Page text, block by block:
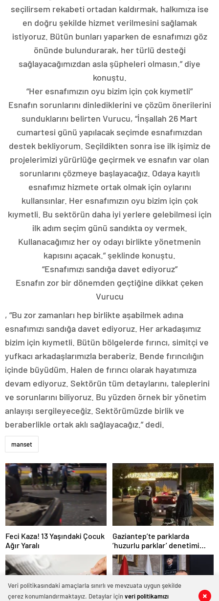
0 0
0 0
seçilirsem rekabeti ortadan kaldırmak, halkımıza ise
en doğru şekilde hizmet verilmesini sağlamak
istiyoruz. Bütün bunları yaparken de esnafımızı göz
önünde bulundurarak, her türlü desteği
sağlayacağımızdan asla şüpheleri olmasın.” diye
konuştu.
“Her esnafımızın oyu bizim için çok kıymetli”
Esnafın sorunlarını dinlediklerini ve çözüm önerilerini
sunduklarını belirten Vurucu, “İnşallah 26 Mart
cumartesi günü yapılacak seçimde esnafımızdan
destek bekliyorum. Seçildikten sonra ise ilk işimiz de
projelerimizi yürürlüğe geçirmek ve esnafın var olan
sorunlarını çözmeye başlayacağız. Odaya kayıtlı
esnafımız hizmete ortak olmak için oylarını
kullansınlar. Her esnafımızın oyu bizim için çok
kıymetli. Bu sektörün daha iyi yerlere gelebilmesi için
ilk adım seçim günü sandıkta oy vermek.
Kullanacağımız her oy odayı birlikte yönetmenin
kapısını açacak.” şeklinde konuştu.
“Esnafımızı sandığa davet ediyoruz”
Esnafın zor bir dönemden geçtiğine dikkat çeken
Vurucu
, “Bu zor zamanları hep birlikte aşabilmek adına
esnafımızı sandığa davet ediyoruz. Her arkadaşımız
bizim için kıymetli. Bütün bölgelerde fırıncı, simitçi ve
yufkacı arkadaşlarımızla beraberiz. Bende fırıncılığın
içinde büyüdüm. Halen de fırıncı olarak hayatımıza
devam ediyoruz. Sektörün tüm detaylarını, taleplerini
ve sorunlarını biliyoruz. Bu yüzden örnek bir yönetim
anlayışı sergileyeceğiz. Sektörümüzde birlik ve
beraberlikle ortak aklı sağlayacağız.” dedi.
manset
Feci Kaza! 13 Yaşındaki Çocuk
Ağır Yaralı
Gaziantep’te parklarda
‘huzurlu parklar’ denetimi
yapıldı.
Veri politikasındaki amaçlarla sınırlı ve mevzuata uygun şekilde
çerez konumlandırmaktayız. Detaylar içinveri politikamızı